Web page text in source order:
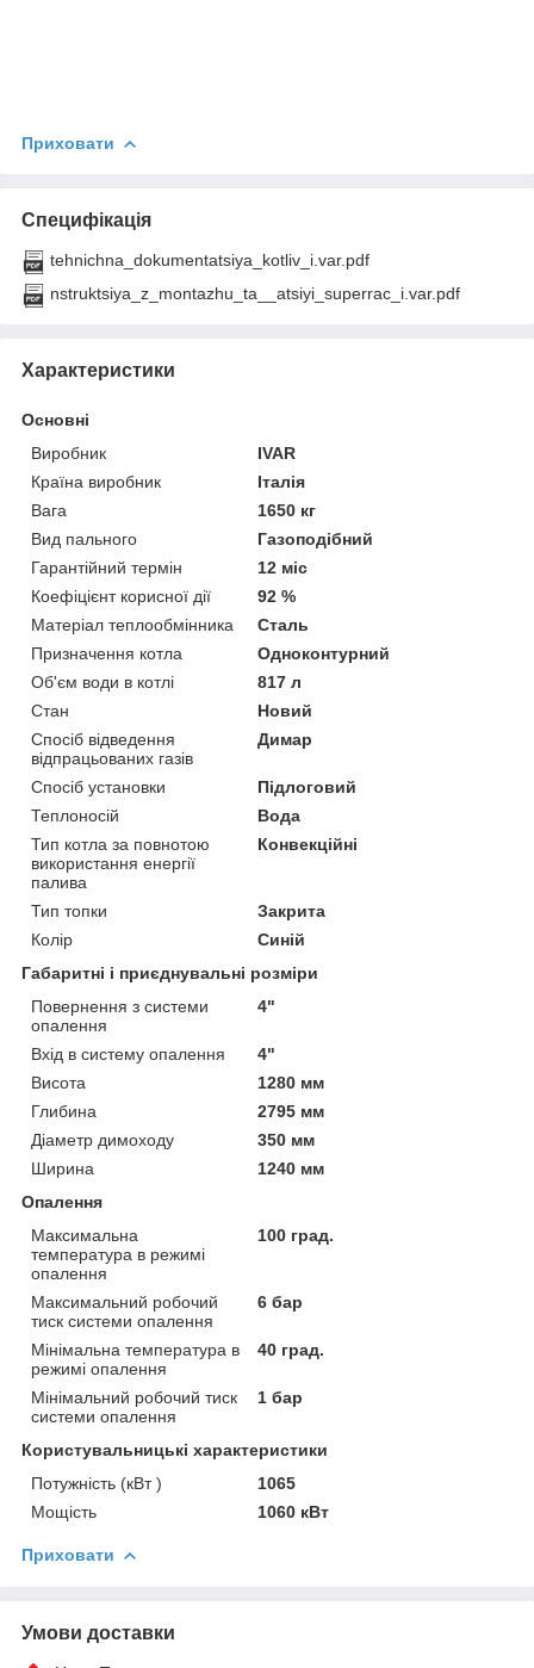
Приховати
Специфікація
tehnichna_dokumentatsiya_kotliv_i.var.pdf
nstruktsiya_z_montazhu_ta__atsiyi_superrac_i.var.pdf
Характеристики
Основні
Виробник
IVAR
Країна виробник
Італія
Вага
1650 кг
Вид пального
Газоподібний
Гарантійний термін
12 міс
Коефіцієнт корисної дії
92 %
Матеріал теплообмінника
Сталь
Призначення котла
Одноконтурний
Об'єм води в котлі
817 л
Стан
Новий
Спосіб відведення
відпрацьованих газів
Димар
Спосіб установки
Підлоговий
Теплоносій
Вода
Тип котла за повнотою
використання енергії
палива
Конвекційні
Тип топки
Закрита
Колір
Синій
Габаритні і приєднувальні розміри
Повернення з системи
опалення
4"
Вхід в систему опалення
4"
Висота
1280 мм
Глибина
2795 мм
Діаметр димоходу
350 мм
Ширина
1240 мм
Опалення
Максимальна
температура в режимі
опалення
100 град.
Максимальний робочий
тиск системи опалення
6 бар
Мінімальна температура в
режимі опалення
40 град.
Мінімальний робочий тиск
системи опалення
1 бар
Користувальницькі характеристики
Потужність (кВт )
1065
Мощість
1060 кВт
Приховати
Умови доставки